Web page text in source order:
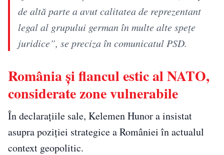
de altă parte a avut calitatea de reprezentant
legal al grupului german în multe alte speţe
juridice”, se preciza în comunicatul PSD.
România și flancul estic al NATO,
considerate zone vulnerabile
În declarațiile sale, Kelemen Hunor a insistat
asupra poziției strategice a României în actualul
context geopolitic.